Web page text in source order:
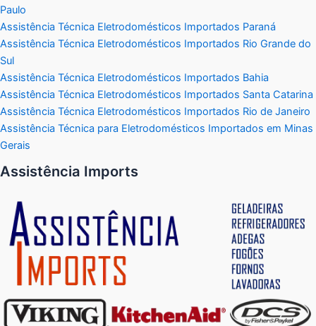
Paulo
Assistência Técnica Eletrodomésticos Importados Paraná
Assistência Técnica Eletrodomésticos Importados Rio Grande do
Sul
Assistência Técnica Eletrodomésticos Importados Bahia
Assistência Técnica Eletrodomésticos Importados Santa Catarina
Assistência Técnica Eletrodomésticos Importados Rio de Janeiro
Assistência Técnica para Eletrodomésticos Importados em Minas
Gerais
Assistência Imports